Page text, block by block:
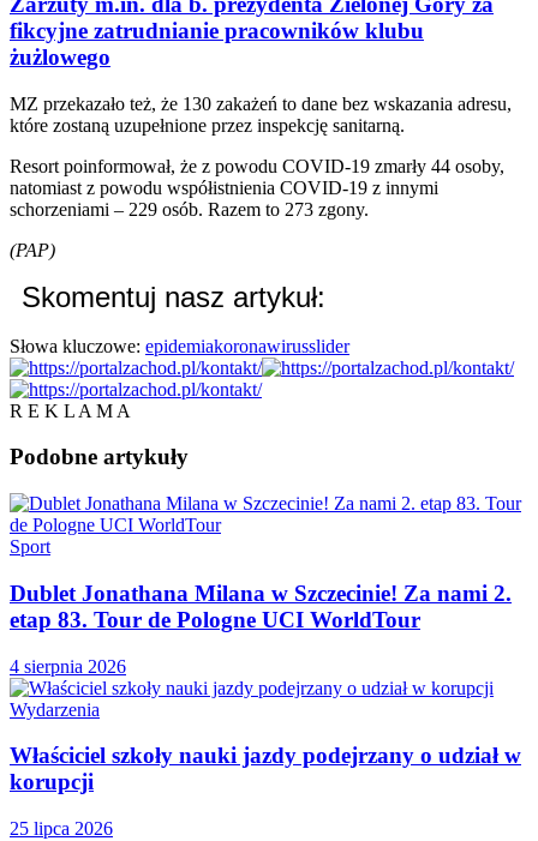
fikcyjne zatrudnianie pracowników klubu
żużlowego
MZ przekazało też, że 130 zakażeń to dane bez wskazania adresu,
które zostaną uzupełnione przez inspekcję sanitarną.
Resort poinformował, że z powodu COVID-19 zmarły 44 osoby,
natomiast z powodu współistnienia COVID-19 z innymi
schorzeniami – 229 osób. Razem to 273 zgony.
(PAP)
Skomentuj nasz artykuł:
Słowa kluczowe: epidemiakoronawirusslider
R E K L A M A
Podobne artykuły
Sport
Dublet Jonathana Milana w Szczecinie! Za nami 2.
etap 83. Tour de Pologne UCI WorldTour
4 sierpnia 2026
Wydarzenia
Właściciel szkoły nauki jazdy podejrzany o udział w
korupcji
25 lipca 2026